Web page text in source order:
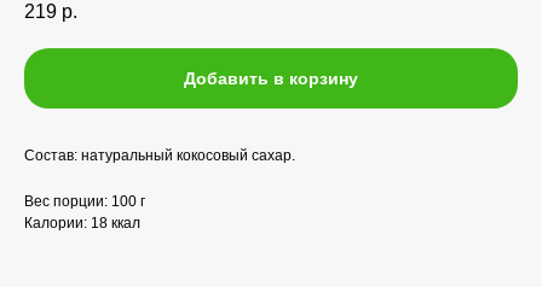
219 р.
Добавить в корзину
Состав: натуральный кокосовый сахар.
Вес порции: 100 г
Калории: 18 ккал